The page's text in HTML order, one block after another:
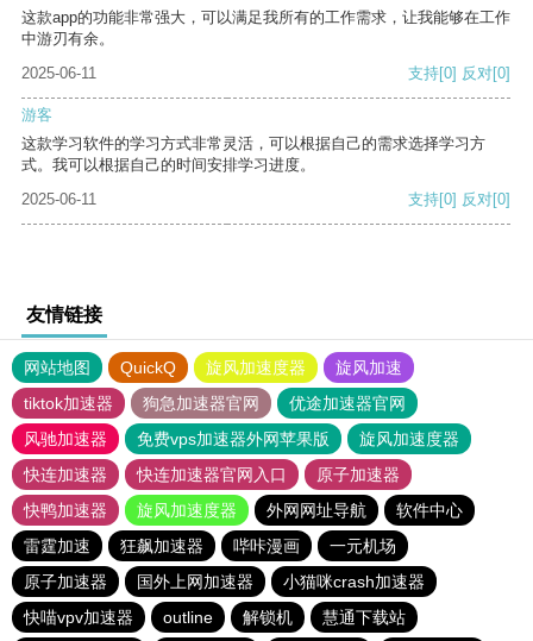
这款app的功能非常强大，可以满足我所有的工作需求，让我能够在工作
中游刃有余。
2025-06-11
支持[0] 反对[0]
游客
这款学习软件的学习方式非常灵活，可以根据自己的需求选择学习方
式。我可以根据自己的时间安排学习进度。
2025-06-11
支持[0] 反对[0]
友情链接
网站地图 QuickQ 旋风加速度器
旋风加速
tiktok加速器
狗急加速器官网
优途加速器官网
风驰加速器
免费vps加速器外网苹果版
旋风加速度器
快连加速器
快连加速器官网入口
原子加速器
快鸭加速器
旋风加速度器 外网网址导航
软件中心
雷霆加速
狂飙加速器 哔咔漫画
一元机场
原子加速器
国外上网加速器
小猫咪crash加速器
快喵vpv加速器
outline 解锁机 慧通下载站